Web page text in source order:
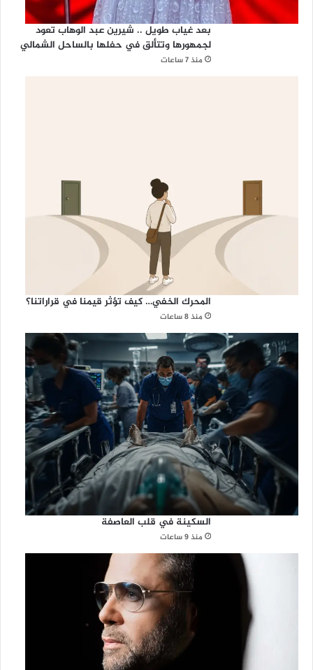
بعد غياب طويل .. شيرين عبد الوهاب تعود
لجمهورها وتتألق في حفلها بالساحل الشمالي
منذ 7 ساعات
المحرك الخفي… كيف تؤثر قيمنا في قراراتنا؟
منذ 8 ساعات
السكينة في قلب العاصفة
منذ 9 ساعات